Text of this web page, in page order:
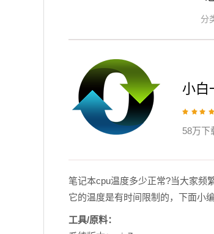
分
小白
58万下
笔记本cpu温度多少正常?当大家频
它的温度是有时间限制的，下面小
工具/原料：